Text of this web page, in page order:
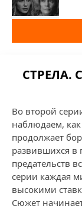
СТРЕЛА.
Во второй
наблюдаем,
продолжает
развившихся в
предательств
серии каждая
высокими
Сюжет